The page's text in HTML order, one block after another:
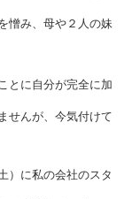
憎み、母や２人の妹
とに自分が完全に加
せんが、今気付けて
）に私の会社のスタ